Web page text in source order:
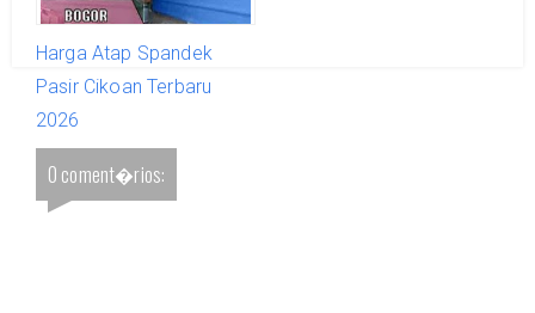
Harga Atap Spandek
Pasir Cikoan Terbaru
2026
0 coment�rios: